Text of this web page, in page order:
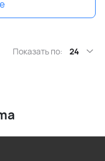
Показать по: 24